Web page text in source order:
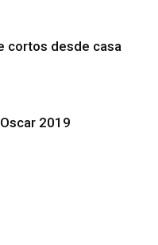
cortos desde casa
2019